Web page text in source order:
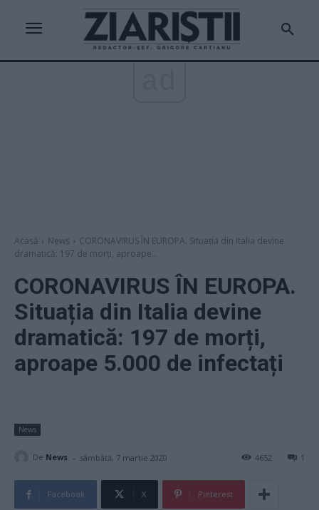
Acasă News
CORONAVIRUS ÎN EUROPA. Situația din Italia devine
dramatică: 197 de morți, aproape...
CORONAVIRUS ÎN EUROPA.
Situația din Italia devine
dramatică: 197 de morți,
aproape 5.000 de infectați
News
De News - sâmbătă, 7 martie 2020 1
4652
Facebook X Pinterest